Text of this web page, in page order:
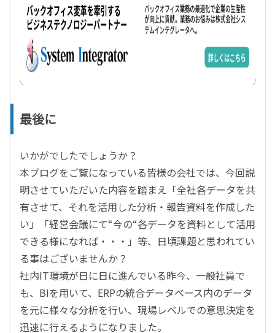
最後に
いかがでしたでしょうか？
本ブログをご覧になっている皆様の会社では、今回説
明させていただいた内容を踏まえ「全社各データを共
有させて、それを活用した分析・報告資料を作成した
い」「経営会議にて“今の“各データを資料として活用
できる様になれば・・・」等、日頃課題と思われてい
る事はございませんか？
社内IT環境が日に日に進んでいる昨今、一般社員で
も、BIを用いて、ERPの統合データベース内のデータ
を元に様々な分析を行い、現場レベルでの意思決定を
迅速に行えるようになりました。